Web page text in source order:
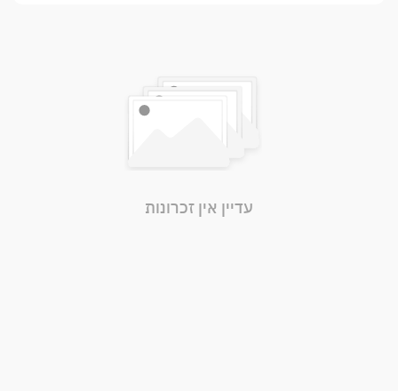
עדיין אין זכרונות